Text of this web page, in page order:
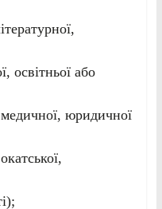
освітньої або
юридичної